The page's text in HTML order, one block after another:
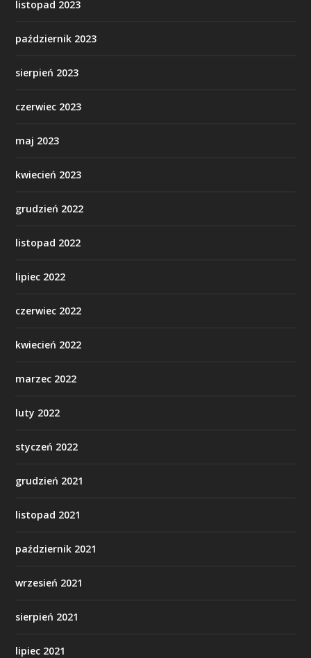
listopad 2023
październik 2023
sierpień 2023
czerwiec 2023
maj 2023
kwiecień 2023
grudzień 2022
listopad 2022
lipiec 2022
czerwiec 2022
kwiecień 2022
marzec 2022
luty 2022
styczeń 2022
grudzień 2021
listopad 2021
październik 2021
wrzesień 2021
sierpień 2021
lipiec 2021